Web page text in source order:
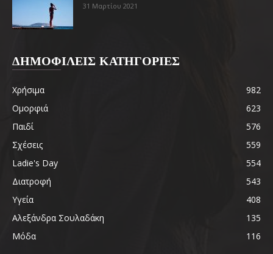
31 Μαρτίου 2021
ΔΗΜΟΦΙΛΕΙΣ ΚΑΤΗΓΟΡΙΕΣ
Χρήσιμα
982
Ομορφιά
623
Παιδί
576
Σχέσεις
559
Ladie's Day
554
Διατροφή
543
Υγεία
408
Αλεξάνδρα Σουλαδάκη
135
Μόδα
116